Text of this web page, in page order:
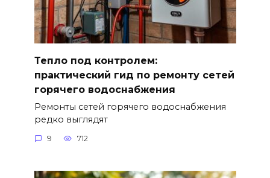
Тепло под контролем:
практический гид по ремонту сетей
горячего водоснабжения
Ремонты сетей горячего водоснабжения
редко выглядят
9 712